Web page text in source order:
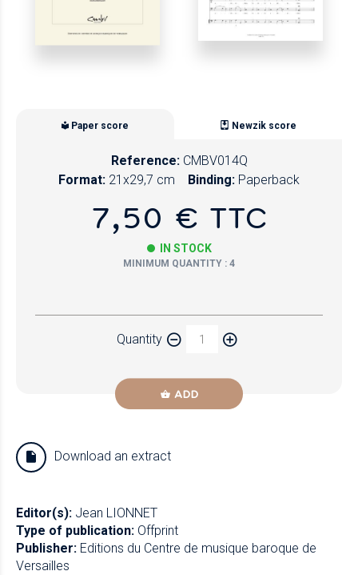
Paper score Newzik score
Reference: CMBV014Q
Format: 21x29,7 cm Binding: Paperback
7,50 € TTC
IN STOCK
MINIMUM QUANTITY : 4
Quantity
ADD
Download an extract
Editor(s): Jean LIONNET
Type of publication: Offprint
Publisher: Editions du Centre de musique baroque de
Versailles